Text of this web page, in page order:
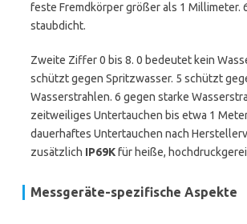
feste Fremdkörper größer als 1 Millimeter.
staubdicht.
Zweite Ziffer 0 bis 8. 0 bedeutet kein
schützt gegen Spritzwasser. 5 schützt
Wasserstrahlen. 6 gegen starke
zeitweiliges Untertauchen bis etwa 1
dauerhaftes Untertauchen nach
zusätzlich IP69Kfür heiße,
Messgeräte-spezifische Aspekte